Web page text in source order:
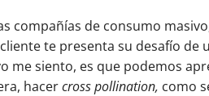
compañías de consumo
te presenta su desafío
me siento, es que podemos
hacercross pollination, como